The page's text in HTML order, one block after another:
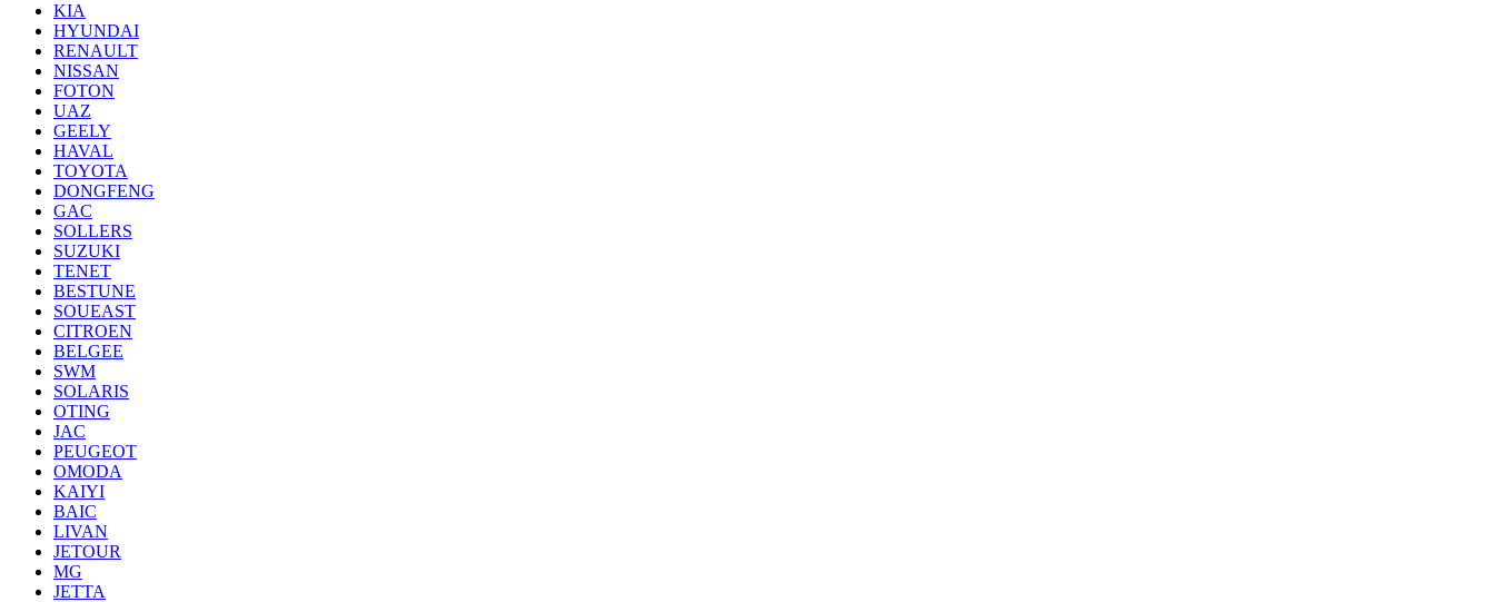
KIA
HYUNDAI
RENAULT
NISSAN
FOTON
UAZ
GEELY
HAVAL
TOYOTA
DONGFENG
GAC
SOLLERS
SUZUKI
TENET
BESTUNE
SOUEAST
CITROEN
BELGEE
SWM
SOLARIS
OTING
JAC
PEUGEOT
OMODA
KAIYI
BAIC
LIVAN
JETOUR
MG
JETTA